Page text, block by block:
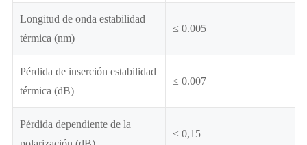
Longitud de onda estabilidad
térmica (nm)
≤ 0.005
Pérdida de inserción estabilidad
térmica (dB)
≤ 0.007
Pérdida dependiente de la
≤ 0,15